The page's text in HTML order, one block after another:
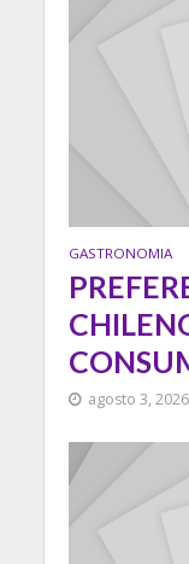
GASTRONOMIA
agosto 3, 2026